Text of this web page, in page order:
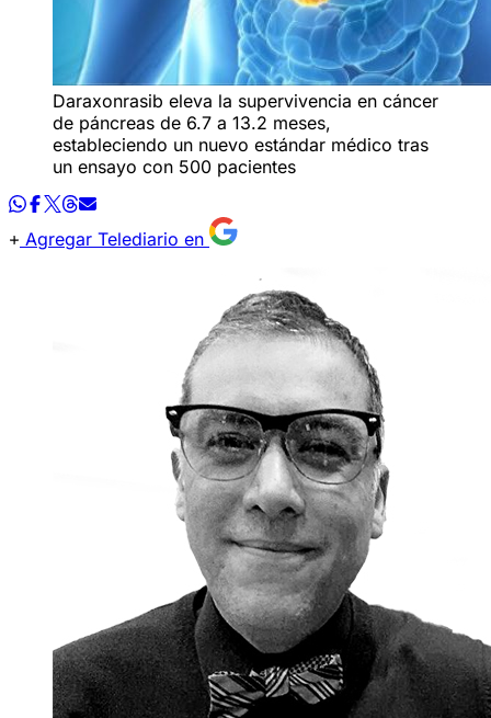
Daraxonrasib eleva la supervivencia en cáncer
de páncreas de 6.7 a 13.2 meses,
estableciendo un nuevo estándar médico tras
un ensayo con 500 pacientes
Agregar Telediario en